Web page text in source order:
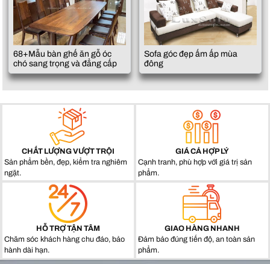
68+Mẫu bàn ghế ăn gỗ óc
chó sang trọng và đẳng cấp
Sofa góc đẹp ấm ấp mùa
đông
CHẤT LƯỢNG VƯỢT TRỘI
Sản phẩm bền, đẹp, kiểm tra nghiêm
ngặt.
GIÁ CẢ HỢP LÝ
Cạnh tranh, phù hợp với giá trị sản
phẩm.
HỖ TRỢ TẬN TÂM
Chăm sóc khách hàng chu đáo, bảo
hành dài hạn.
GIAO HÀNG NHANH
Đảm bảo đúng tiến độ, an toàn sản
phẩm.